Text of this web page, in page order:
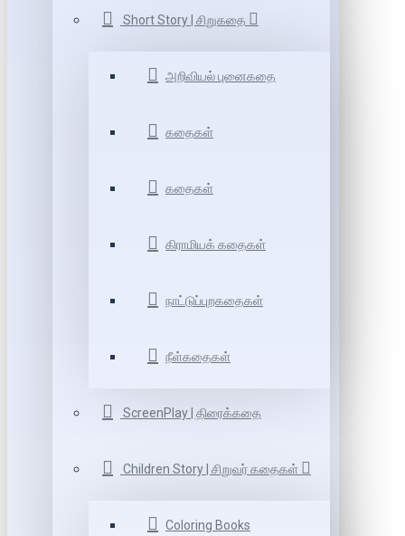
Short Story | சிறுகதை
அறிவியல் புனைகதை
கதைகள்
கதைகள்
கிராமியக் கதைகள்
நாட்டுப்புறகதைகள்
நீள்கதைகள்
ScreenPlay | திரைக்கதை
Children Story | சிறுவர் கதைகள்
Coloring Books